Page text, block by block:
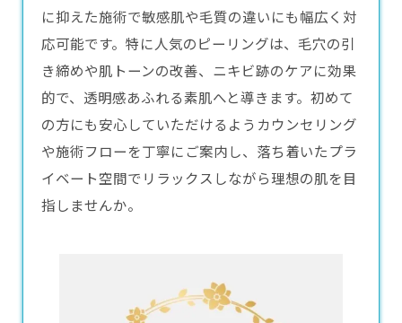
に抑えた施術で敏感肌や毛質の違いにも幅広く対
応可能です。特に人気のピーリングは、毛穴の引
き締めや肌トーンの改善、ニキビ跡のケアに効果
的で、透明感あふれる素肌へと導きます。初めて
の方にも安心していただけるようカウンセリング
や施術フローを丁寧にご案内し、落ち着いたプラ
イベート空間でリラックスしながら理想の肌を目
指しませんか。